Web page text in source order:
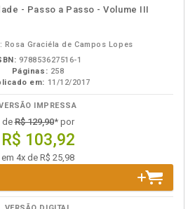
disponívelDisponível
páginas
- Passo a Passo - Volume III
Rosa Graciéla de Campos Lopes
978853627516-1
Páginas: 258
em: 11/12/2017
IMPRESSA
deR$ 129,90* por
R$ 103,92
em 4x de R$ 25,98